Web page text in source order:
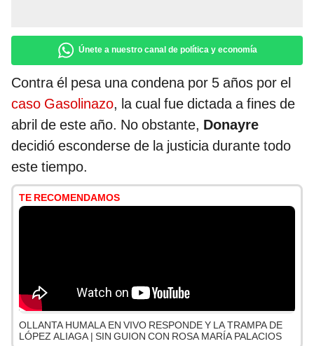
Únete a nuestro canal de política y economía
Contra él pesa una condena por 5 años por el
caso Gasolinazo, la cual fue dictada a fines de
abril de este año. No obstante, Donayre
decidió esconderse de la justicia durante todo
este tiempo.
TE RECOMENDAMOS
OLLANTA HUMALA EN VIVO RESPONDE Y LA TRAMPA DE
LÓPEZ ALIAGA | SIN GUION CON ROSA MARÍA PALACIOS